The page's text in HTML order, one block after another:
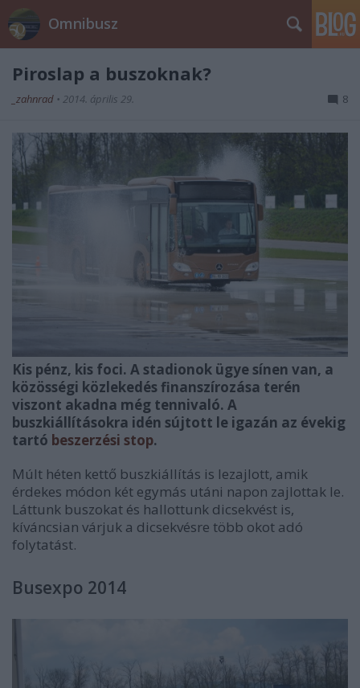
Omnibusz
Piroslap a buszoknak?
_zahnrad • 2014. április 29. 8
Kis pénz, kis foci. A stadionok ügye sínen van, a
közösségi közlekedés finanszírozása terén
viszont akadna még tennivaló. A
buszkiállításokra idén sújtott le igazán az évekig
tartó beszerzési stop.
Múlt héten kettő buszkiállítás is lezajlott, amik
érdekes módon két egymás utáni napon zajlottak le.
Láttunk buszokat és hallottunk dicsekvést is,
kíváncsian várjuk a dicsekvésre több okot adó
folytatást.
Busexpo 2014